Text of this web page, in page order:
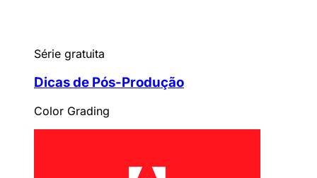
Série gratuita
Dicas de Pós-Produção
Color Grading